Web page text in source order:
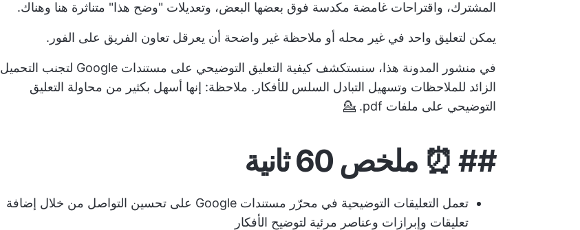
المشترك، واقتراحات غامضة مكدسة فوق بعضها البعض، وتعديلات "وضح هذا" متناثرة هنا وهناك.
يمكن لتعليق واحد في غير محله أو ملاحظة غير واضحة أن يعرقل تعاون الفريق على الفور.
في منشور المدونة هذا، سنستكشف كيفية التعليق التوضيحي على مستندات Google لتجنب التحميل
الزائد للملاحظات وتسهيل التبادل السلس للأفكار. ملاحظة: إنها أسهل بكثير من محاولة التعليق
التوضيحي على ملفات pdf. 💁
## ⏰ ملخص 60 ثانية
تعمل التعليقات التوضيحية في محرّر مستندات Google على تحسين التواصل من خلال إضافة
تعليقات وإبرازات وعناصر مرئية لتوضيح الأفكار